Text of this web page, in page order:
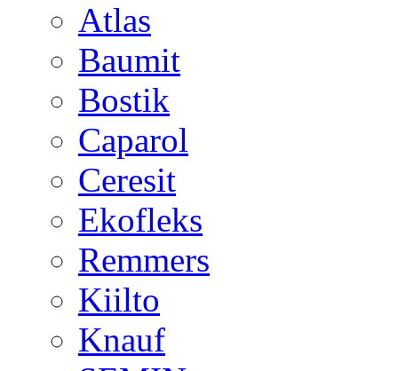
Atlas
Baumit
Bostik
Caparol
Ceresit
Ekofleks
Remmers
Kiilto
Knauf